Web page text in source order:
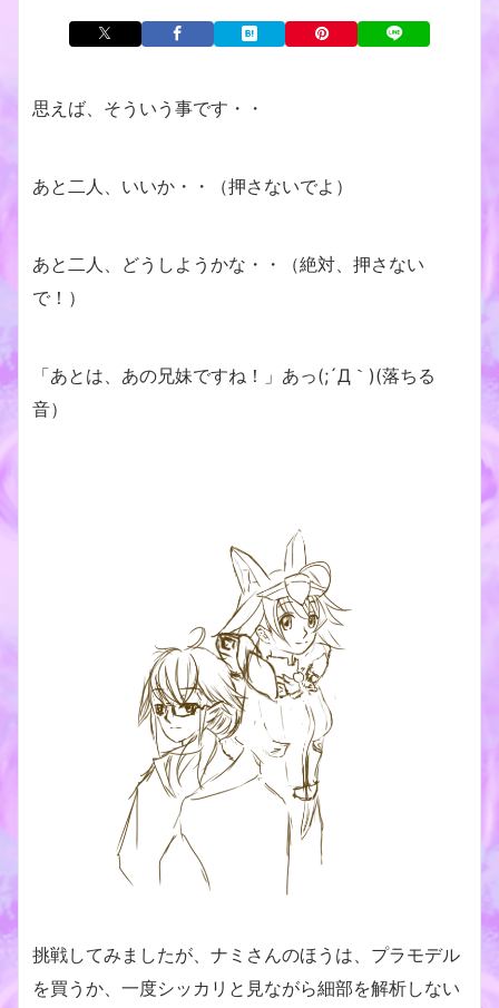
思えば、そういう事です・・
あと二人、いいか・・（押さないでよ）
あと二人、どうしようかな・・（絶対、押さない
で！）
「あとは、あの兄妹ですね！」あっ(;´Д｀)(落ちる
音）
挑戦してみましたが、ナミさんのほうは、プラモデル
を買うか、一度シッカリと見ながら細部を解析しない